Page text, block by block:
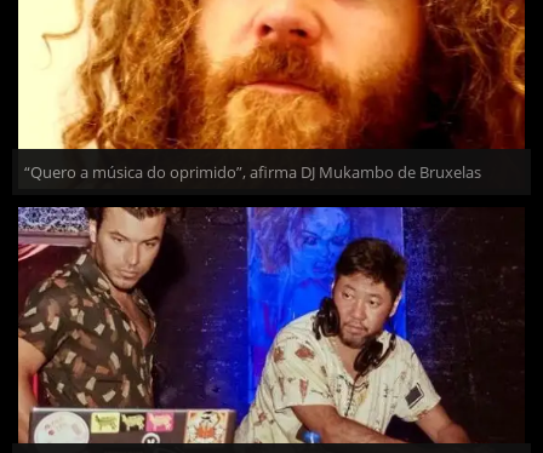
“Quero a música do oprimido”, afirma DJ Mukambo de Bruxelas